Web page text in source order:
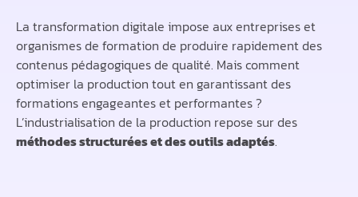
La transformation digitale impose aux entreprises et
organismes de formation de produire rapidement des
contenus pédagogiques de qualité. Mais comment
optimiser la production tout en garantissant des
formations engageantes et performantes ?
L’industrialisation de la production repose sur des
méthodes structurées et des outils adaptés.